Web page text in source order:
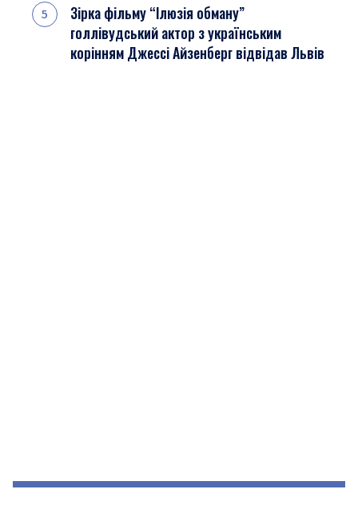
Зірка фільму “Ілюзія обману”
голлівудський актор з українським
корінням Джессі Айзенберг відвідав Львів